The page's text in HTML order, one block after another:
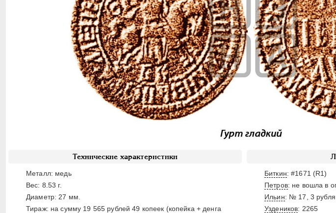
Технические характеристики
Металл: медь
Вес: 8.53 г.
Диаметр: 27 мм.
Тираж: на сумму 19 565 рублей 49 копеек (копейка + денга
Биткин: #1671 (R1)
Петров: не вошла в
Ильин: № 17, 3 рубля
Уздеников: 2265